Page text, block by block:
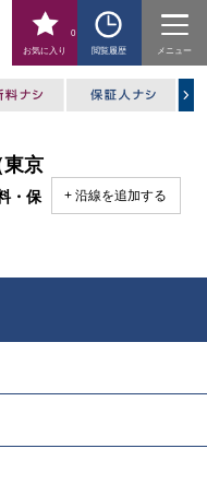
お気に入り
0
閲覧履歴
メニュー
東京
・保
沿線を追加する